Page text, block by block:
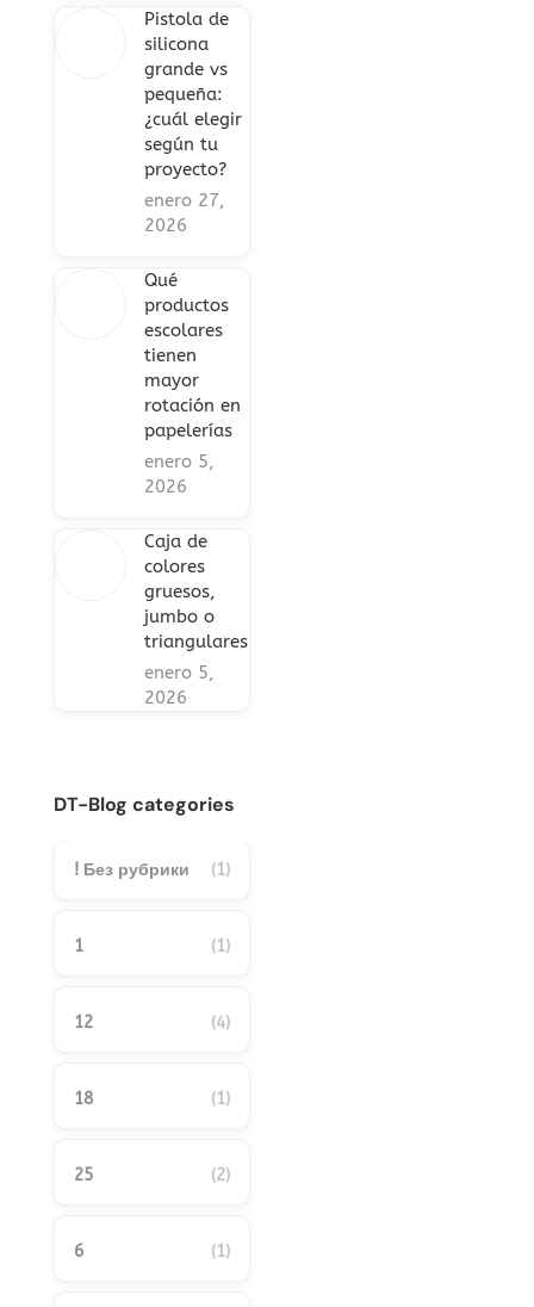
Pistola de
silicona
grande vs
pequeña:
¿cuál elegir
según tu
proyecto?
enero 27,
2026
Qué
productos
escolares
tienen
mayor
rotación en
papelerías
enero 5,
2026
Caja de
colores
gruesos,
jumbo o
triangulares
enero 5,
2026
DT-Blog categories
! Без рубрики (1)
1 (1)
12 (4)
18 (1)
25 (2)
6 (1)